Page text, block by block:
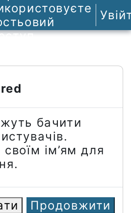
вмісту
бачити
своїм ім’ям для
Продовжити